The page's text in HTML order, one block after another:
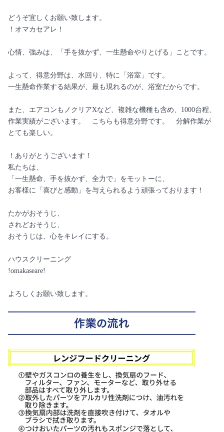
どうぞ宜しくお願い致します。
！オマカセアレ！
心情、強みは、「手を抜かず、一生懸命やりとげる」ことです。
よって、得意分野は、水回り、特に「浴室」です。
一生懸命作業する結果が、最も現れるのが、浴室だからです。
また、エアコンもノクリアXなど、複雑な機種も含め、1000台程、
作業実績がございます。 こちらも得意分野です。 分解作業が
とても楽しい。
！ありがとうございます！
私たちは、
「一生懸命、手を抜かず、全力で」をモットーに、
お客様に「喜びと感動」を与えられるよう頑張っております！
たかがおそうじ、
されどおそうじ、
おそうじは、心をキレイにする。
ハウスクリーニング
!omakaseare!
よろしくお願い致します。